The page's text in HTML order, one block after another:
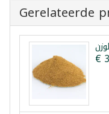
Gerelateerde
€